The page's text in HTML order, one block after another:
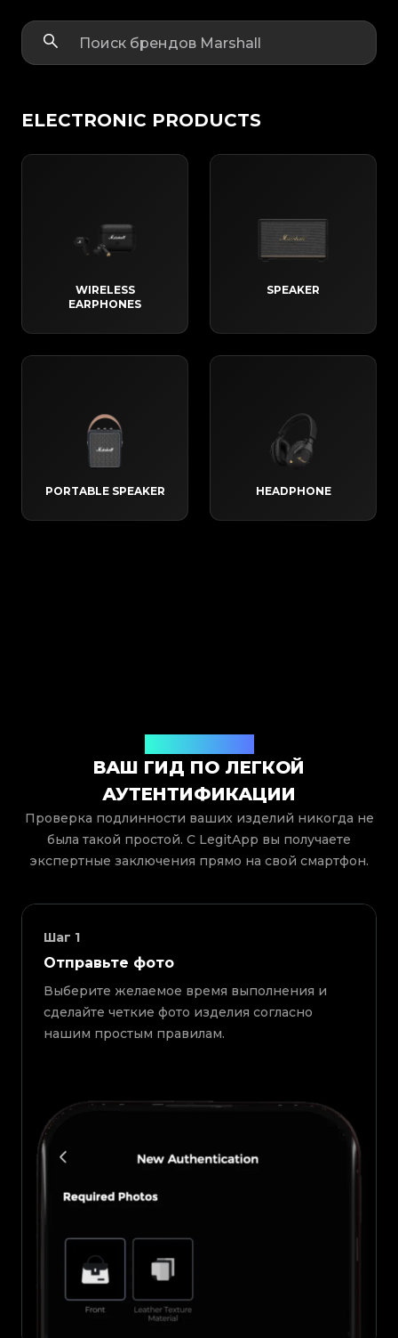
ELECTRONIC PRODUCTS
WIRELESS
EARPHONES
SPEAKER
PORTABLE SPEAKER​ HEADPHONE
ВАШ ГИД ПО ЛЕГКОЙ
АУТЕНТИФИКАЦИИ
Проверка подлинности ваших изделий никогда не
была такой простой. С LegitApp вы получаете
экспертные заключения прямо на свой смартфон.
Шаг 1
Отправьте фото
Выберите желаемое время выполнения и
сделайте четкие фото изделия согласно
нашим простым правилам.